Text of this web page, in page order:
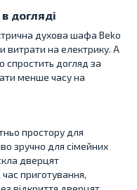
догляді
духова шафа Beko
на електрику. А
спростить догляд за
менше часу на
простору для
зручно для сімейних
дверцят
приготування,